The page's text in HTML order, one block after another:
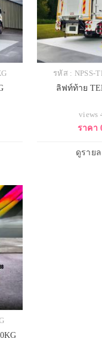
รหัส : NPSS-
ลิฟท์ท้าย
views
ราคา
ดูราย